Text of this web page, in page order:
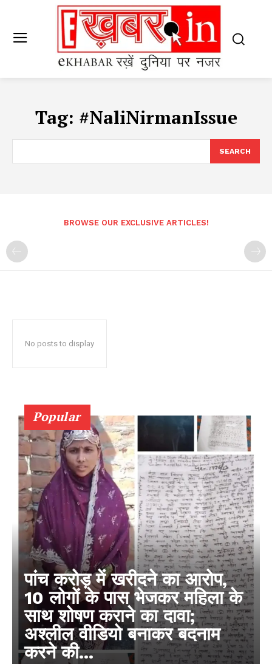
Tag: #NaliNirmanIssue
SEARCH
BROWSE OUR EXCLUSIVE ARTICLES!
No posts to display
Popular
पांच करोड़ में खरीदने का आरोप,
10 लोगों के पास भेजकर महिला के
साथ शोषण कराने का दावा;
अश्लील वीडियो बनाकर बदनाम
करने की...